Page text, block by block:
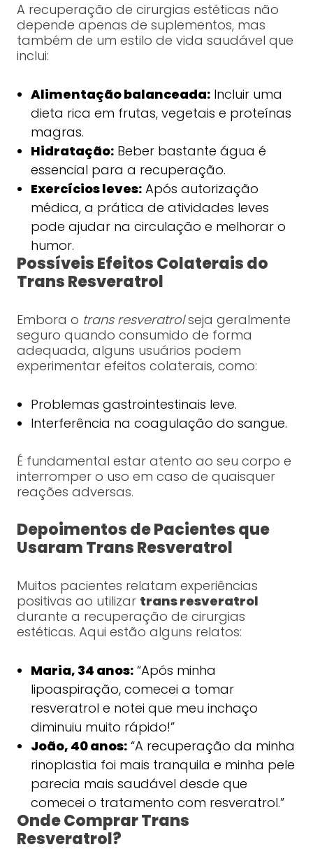
A recuperação de cirurgias estéticas não
depende apenas de suplementos, mas
também de um estilo de vida saudável que
inclui:
Alimentação balanceada:Incluir uma
dieta rica em frutas, vegetais e proteínas
magras.
Hidratação:Beber bastante água é
essencial para a recuperação.
Exercícios leves:Após autorização
médica, a prática de atividades leves
pode ajudar na circulação e melhorar o
humor.
Possíveis Efeitos Colaterais do
Trans Resveratrol
Embora o trans resveratrolseja geralmente
seguro quando consumido de forma
adequada, alguns usuários podem
experimentar efeitos colaterais, como:
Problemas gastrointestinais leve.
Interferência na coagulação do sangue.
É fundamental estar atento ao seu corpo e
interromper o uso em caso de quaisquer
reações adversas.
Depoimentos de Pacientes que
Usaram Trans Resveratrol
Muitos pacientes relatam experiências
positivas ao utilizar trans resveratrol
durante a recuperação de cirurgias
estéticas. Aqui estão alguns relatos:
Maria, 34 anos:“Após minha
lipoaspiração, comecei a tomar
resveratrol e notei que meu inchaço
diminuiu muito rápido!”
João, 40 anos:“A recuperação da minha
rinoplastia foi mais tranquila e minha pele
parecia mais saudável desde que
comecei o tratamento com resveratrol.”
Onde Comprar Trans
Resveratrol?